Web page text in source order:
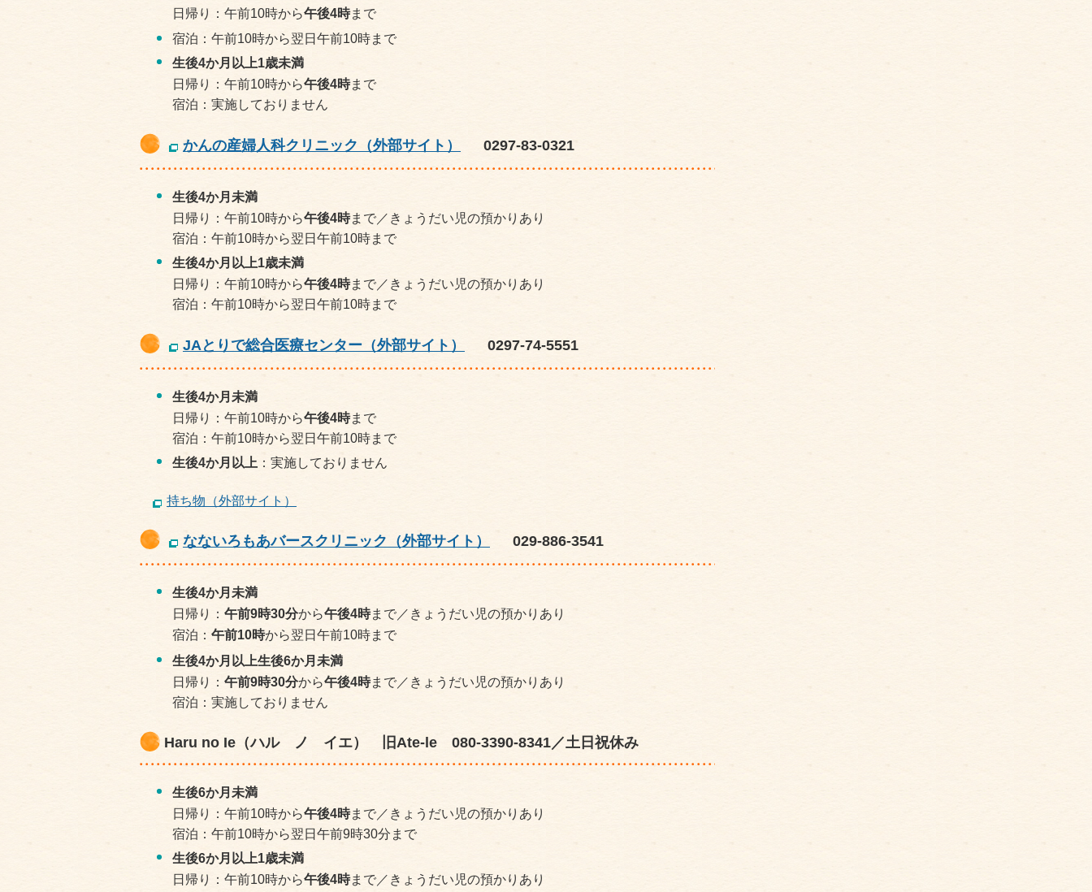
日帰り：午前10時から午後4時まで
宿泊：午前10時から翌日午前10時まで
生後4か月以上1歳未満
日帰り：午前10時から午後4時まで
宿泊：実施しておりません
かんの産婦人科クリニック（外部サイト） 0297-83-0321
生後4か月未満
日帰り：午前10時から午後4時まで／きょうだい児の預かりあり
宿泊：午前10時から翌日午前10時まで
生後4か月以上1歳未満
日帰り：午前10時から午後4時まで／きょうだい児の預かりあり
宿泊：午前10時から翌日午前10時まで
JAとりで総合医療センター（外部サイト） 0297-74-5551
生後4か月未満
日帰り：午前10時から午後4時まで
宿泊：午前10時から翌日午前10時まで
生後4か月以上 ：実施しておりません
持ち物（外部サイト）
なないろもあバースクリニック（外部サイト） 029-886-3541
生後4か月未満
日帰り： 午前9時30分から午後4時まで／きょうだい児の預かりあり
宿泊： 午前10時から翌日午前10時まで
生後4か月以上生後6か月未満
日帰り： 午前9時30分から午後4時まで／きょうだい児の預かりあり
宿泊：実施しておりません
Haru no Ie（ハル ノ イエ） 旧Ate-le 080-3390-8341／土日祝休み
生後6か月未満
日帰り：午前10時から午後4時まで／きょうだい児の預かりあり
宿泊：午前10時から翌日午前9時30分まで
生後6か月以上1歳未満
日帰り：午前10時から午後4時まで／きょうだい児の預かりあり